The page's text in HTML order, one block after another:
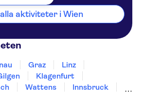
aktiviteter i Wien
Graz
Linz
Klagenfurt
Wattens
Innsbruck